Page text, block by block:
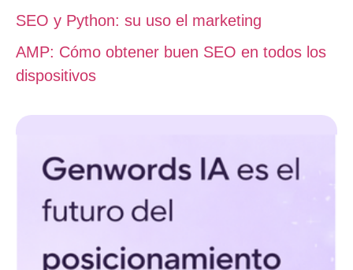
SEO y Python: su uso el marketing
AMP: Cómo obtener buen SEO en todos los
dispositivos